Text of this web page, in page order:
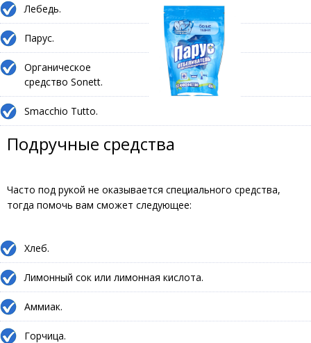
Лебедь.
Парус.
Органическое
средство Sonett.
Smacchio Tuttо.
Подручные средства
Часто под рукой не оказывается специального средства,
тогда помочь вам сможет следующее:
Хлеб.
Лимонный сок или лимонная кислота.
Аммиак.
Горчица.